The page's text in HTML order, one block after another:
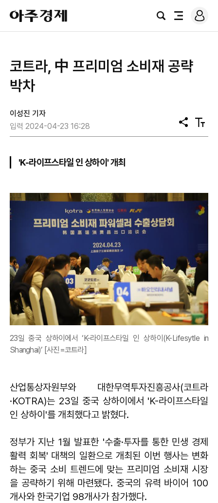
아
주
경
검
전
로
그
코트라, 中 프리미엄 소비재 공략
박차
이성진 기자
입력 2024-04-23 16:28
공
유
텍
스
'K-라이프스타일 인 상하이' 개최
23일 중국 상하이에서 ‘K-라이프스타일 인 상하이(K-Lifesytle in
Shanghai)’ [사진=코트라]
산업통상자원부와 대한무역투자진흥공사(코트라
·KOTRA)는 23일 중국 상하이에서 'K-라이프스타일
인 상하이'를 개최했다고 밝혔다.
정부가 지난 1월 발표한 '수출·투자를 통한 민생 경제
활력 회복' 대책의 일환으로 개최된 이번 행사는 변화
하는 중국 소비 트렌드에 맞는 프리미엄 소비재 시장
을 공략하기 위해 마련됐다. 중국의 유력 바이어 100
개사와 한국기업 98개사가 참가했다.